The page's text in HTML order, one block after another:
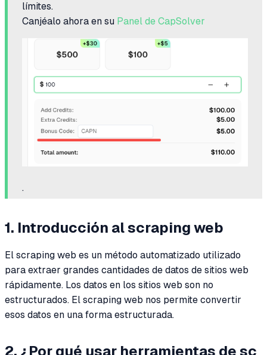
límites.
Canjéalo ahora en su Panel de CapSolver
.
1. Introducción al scraping web
El scraping web es un método automatizado utilizado
para extraer grandes cantidades de datos de sitios web
rápidamente. Los datos en los sitios web son no
estructurados. El scraping web nos permite convertir
esos datos en una forma estructurada.
2. ¿Por qué usar herramientas de sc